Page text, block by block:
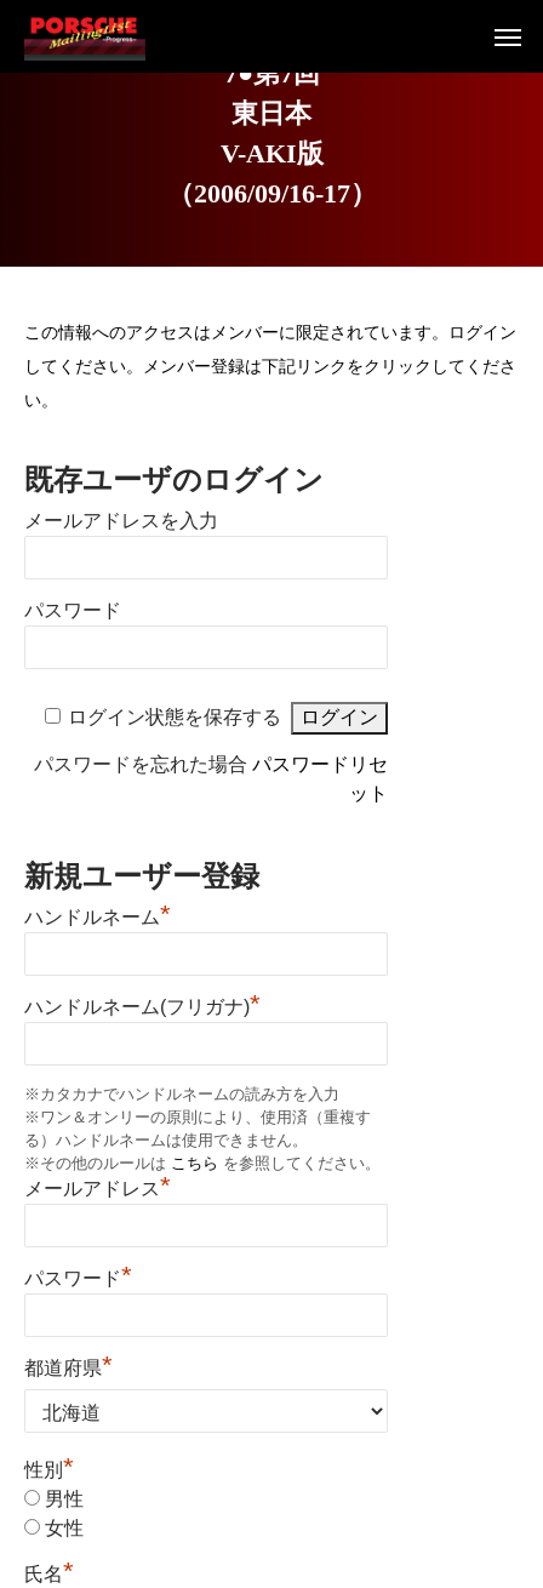
7●第7回
東日 本
V-AKI版
（2006/09/16-17）
この情報へのアクセスはメンバーに限定されています。ログイン
してください。メンバー登録は下記リンクをクリックしてくださ
い。
既存ユーザのログイン
メールアドレスを入力
パスワード
ログイン状態を保存する
パスワードを忘れた場合 パスワードリセ
ット
新規ユーザー登録
ハンドルネーム*
ハンドルネーム(フリガナ)*
※カタカナでハンドルネームの読み方を入力
※ワン＆オンリーの原則により、使用済（重複す
る）ハンドルネームは使用できません。
※その他のルールは こちら を参照してください。
メールアドレス*
パスワード*
都道府県*
性別 *
男性
女性
氏名*